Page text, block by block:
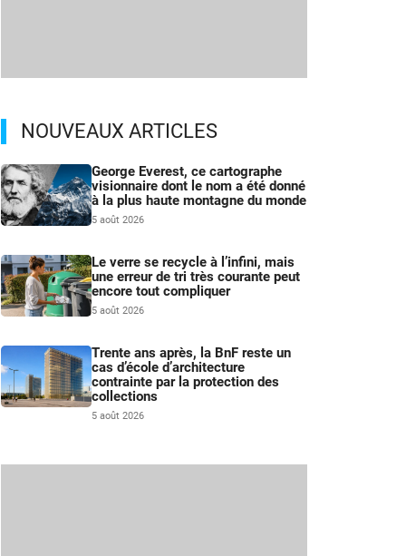
NOUVEAUX ARTICLES
George Everest, ce cartographe
visionnaire dont le nom a été donné
à la plus haute montagne du monde
5 août 2026
Le verre se recycle à l’infini, mais
une erreur de tri très courante peut
encore tout compliquer
5 août 2026
Trente ans après, la BnF reste un
cas d’école d’architecture
contrainte par la protection des
collections
5 août 2026